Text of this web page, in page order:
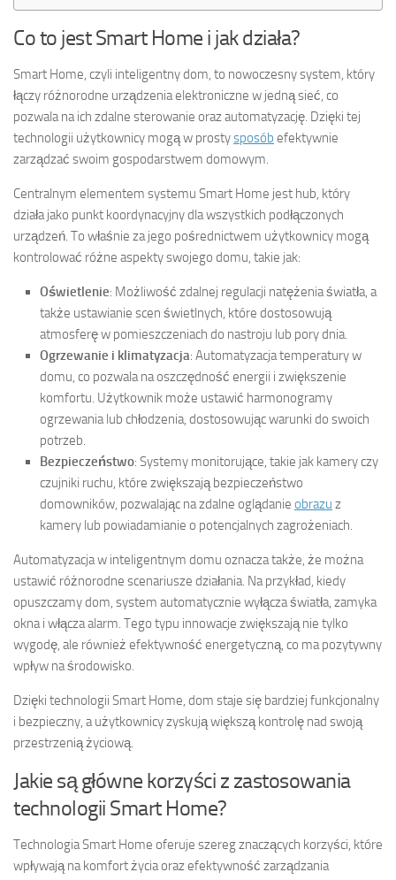
Co to jest Smart Home i jak działa?
Smart Home, czyli inteligentny dom, to nowoczesny system, który
łączy różnorodne urządzenia elektroniczne w jedną sieć, co
pozwala na ich zdalne sterowanie oraz automatyzację. Dzięki tej
technologii użytkownicy mogą w prostysposób efektywnie
zarządzać swoim gospodarstwem domowym.
Centralnym elementem systemu Smart Home jest hub, który
działa jako punkt koordynacyjny dla wszystkich podłączonych
urządzeń. To właśnie za jego pośrednictwem użytkownicy mogą
kontrolować różne aspekty swojego domu, takie jak:
Oświetlenie: Możliwość zdalnej regulacji natężenia światła, a
także ustawianie scen świetlnych, które dostosowują
atmosferę w pomieszczeniach do nastroju lub pory dnia.
Ogrzewanie i klimatyzacja: Automatyzacja temperatury w
domu, co pozwala na oszczędność energii i zwiększenie
komfortu. Użytkownik może ustawić harmonogramy
ogrzewania lub chłodzenia, dostosowując warunki do swoich
potrzeb.
Bezpieczeństwo: Systemy monitorujące, takie jak kamery czy
czujniki ruchu, które zwiększają bezpieczeństwo
domowników, pozwalając na zdalne oglądanie obrazu z
kamery lub powiadamianie o potencjalnych zagrożeniach.
Automatyzacja w inteligentnym domu oznacza także, że można
ustawić różnorodne scenariusze działania. Na przykład, kiedy
opuszczamy dom, system automatycznie wyłącza światła, zamyka
okna i włącza alarm. Tego typu innowacje zwiększają nie tylko
wygodę, ale również efektywność energetyczną, co ma pozytywny
wpływ na środowisko.
Dzięki technologii Smart Home, dom staje się bardziej funkcjonalny
i bezpieczny, a użytkownicy zyskują większą kontrolę nad swoją
przestrzenią życiową.
Jakie są główne korzyści z zastosowania
technologii Smart Home?
Technologia Smart Home oferuje szereg znaczących korzyści, które
wpływają na komfort życia oraz efektywność zarządzania